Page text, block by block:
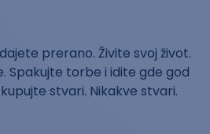
prerano. Živite svoj život.
Spakujte torbe i idite gde god
stvari. Nikakve stvari.